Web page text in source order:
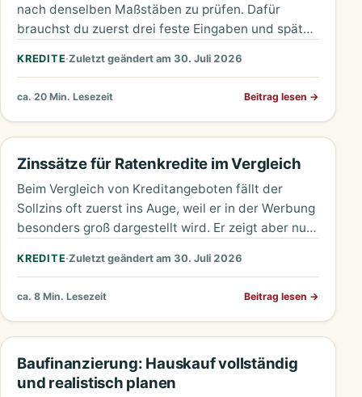
KREDITE·Zuletzt geändert am 30. Juli 2026
nach denselben Maßstäben zu prüfen. Dafür
brauchst du zuerst drei feste Eingaben und später
ca. 20 Min. Lesezeit Beitrag lesen →
KREDITE·Zuletzt geändert am 30. Juli 2026
Zinssätze für Ratenkredite im Vergleich
Beim Vergleich von Kreditangeboten fällt der
Sollzins oft zuerst ins Auge, weil er in der Werbung
besonders groß dargestellt wird. Er zeigt aber nur
ca. 8 Min. Lesezeit Beitrag lesen →
Baufinanzierung: Hauskauf vollständig
und realistisch planen